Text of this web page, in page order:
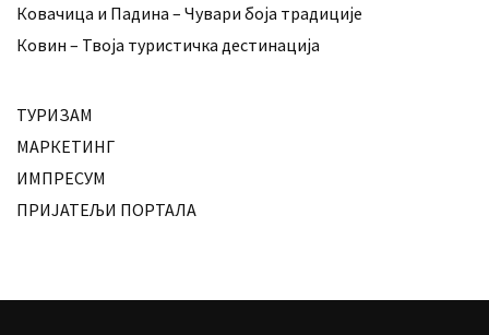
Ковачица и Падина – Чувари боја традиције
Ковин – Твоја туристичка дестинација
ТУРИЗАМ
МАРКЕТИНГ
ИМПРЕСУМ
ПРИЈАТЕЉИ ПОРТАЛА